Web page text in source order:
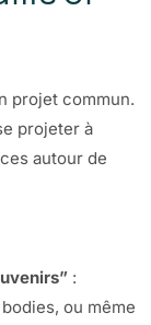
projet commun.
projeter à
autour de
:
ou même